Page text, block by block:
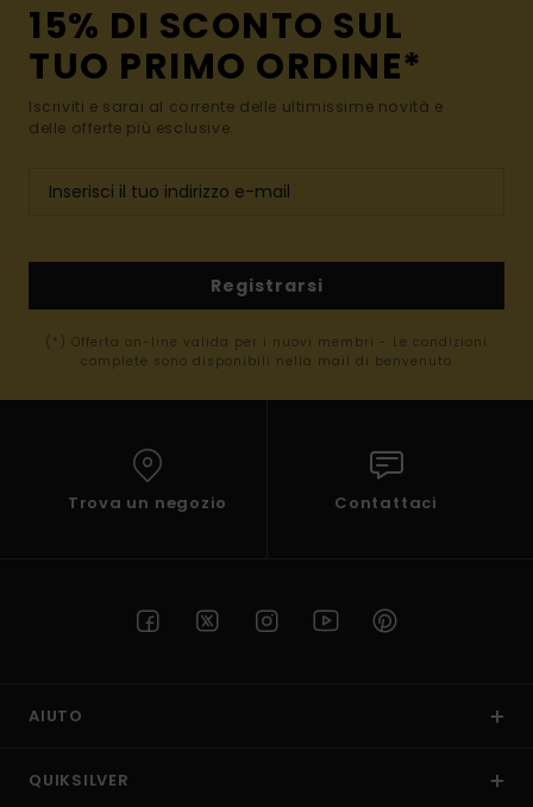
15% DI SCONTO SUL
TUO PRIMO ORDINE*
Iscriviti e sarai al corrente delle ultimissime novità e
delle offerte più esclusive.
Registrarsi
(*) Offerta on-line valida per i nuovi membri - Le condizioni
complete sono disponibili nella mail di benvenuto
Trova un negozio Contattaci
AIUTO
QUIKSILVER